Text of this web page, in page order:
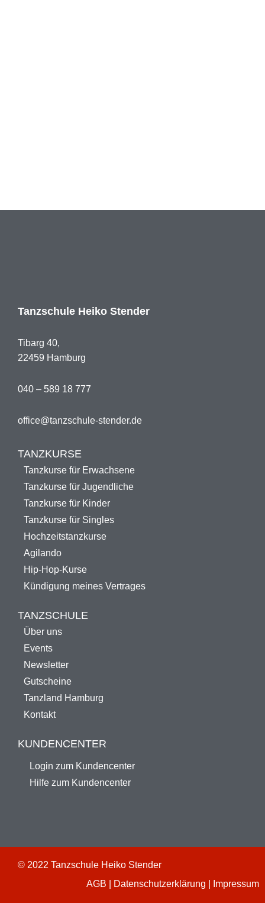
Tanzschule Heiko Stender
Tibarg 40,
22459 Hamburg
040 – 589 18 777
office@tanzschule-stender.de
TANZKURSE
Tanzkurse für Erwachsene
Tanzkurse für Jugendliche
Tanzkurse für Kinder
Tanzkurse für Singles
Hochzeitstanzkurse
Agilando
Hip-Hop-Kurse
Kündigung meines Vertrages
TANZSCHULE
Über uns
Events
Newsletter
Gutscheine
Tanzland Hamburg
Kontakt
KUNDENCENTER
Login zum Kundencenter
Hilfe zum Kundencenter
© 2022 Tanzschule Heiko Stender
AGB
Datenschutzerklärung Impressum